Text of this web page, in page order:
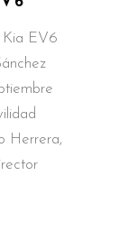
Kia EV6
Herrera,